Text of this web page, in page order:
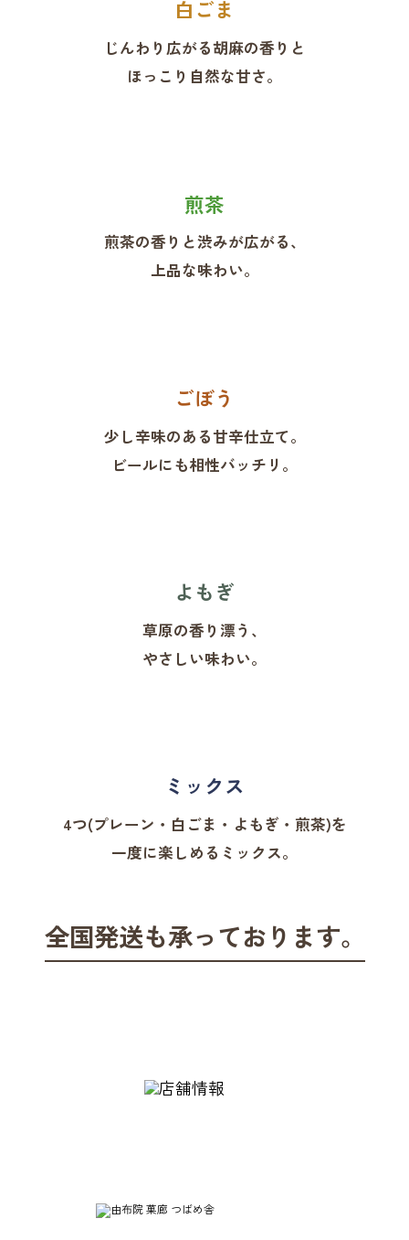
白ごま
じんわり広がる胡麻の香りと
ほっこり自然な甘さ。
煎茶
煎茶の香りと渋みが広がる、
上品な味わい。
ごぼう
少し辛味のある甘辛仕立て。
ビールにも相性バッチリ。
よもぎ
草原の香り漂う、
やさしい味わい。
ミックス
4つ(プレーン・白ごま・よもぎ・煎茶)を
一度に楽しめるミックス。
全国発送も承っております。